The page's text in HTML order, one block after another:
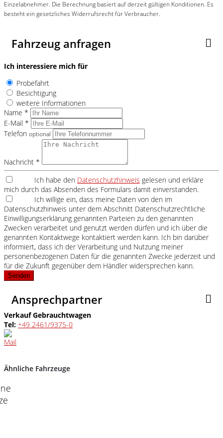
Einzelabnehmer. Die Berechnung basiert auf derzeit gültigen Konditionen. Es
besteht ein gesetzliches Widerrufsrecht für Verbraucher.
Fahrzeug anfragen
Ich interessiere mich für
Probefahrt
Besichtigung
weitere Informationen
Name *
E-Mail *
Telefon optional
Nachricht *
Ich habe den Datenschutzhinweis gelesen und erkläre
mich durch das Absenden des Formulars damit einverstanden.
Ich willige ein, dass meine Daten von den im
Datenschutzhinweis unter dem Abschnitt Datenschutzrechtliche
Einwilligungserklärung genannten Parteien zu den genannten
Zwecken verarbeitet und genutzt werden dürfen und ich über die
genannten Kontaktwege kontaktiert werden kann. Ich bin darüber
informiert, dass ich der Verarbeitung und Nutzung meiner
personenbezogenen Daten für die genannten Zwecke jederzeit und
für die Zukunft gegenüber dem Händler widersprechen kann.
Senden
Ansprechpartner
Verkauf Gebrauchtwagen
Tel: +49 2461/9375-0
Ähnliche Fahrzeuge